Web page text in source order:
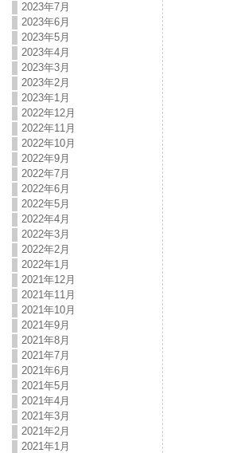
2023年7月
2023年6月
2023年5月
2023年4月
2023年3月
2023年2月
2023年1月
2022年12月
2022年11月
2022年10月
2022年9月
2022年7月
2022年6月
2022年5月
2022年4月
2022年3月
2022年2月
2022年1月
2021年12月
2021年11月
2021年10月
2021年9月
2021年8月
2021年7月
2021年6月
2021年5月
2021年4月
2021年3月
2021年2月
2021年1月